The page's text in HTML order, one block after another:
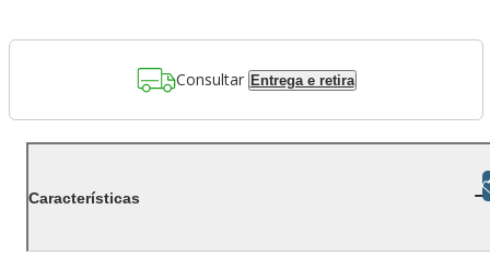
Consultar Entrega e retira
Características